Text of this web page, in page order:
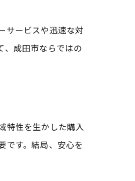
サービスや迅速な対
、成田市ならではの
特性を生かした購入
です。結局、安心を